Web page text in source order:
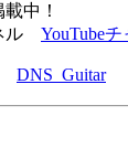
載中！
ル YouTube
DNS_Guitar